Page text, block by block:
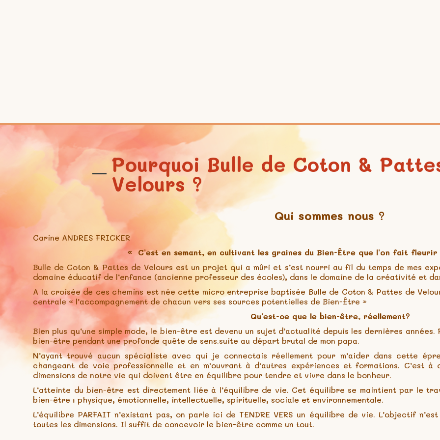
Pourquoi Bulle de Coton &
Velours ?
Qui sommes nous ?
Carine ANDRES FRICKER
« C’est en semant, en cultivant les graines du Bien-Être que l’on fait
Bulle de Coton & Pattes de Velours est un projet qui a mûri et s’est nourri au fil du temps de mes
domaine éducatif de l’enfance (ancienne professeur des écoles), dans le domaine de la créativité et
A la croisée de ces chemins est née cette micro entreprise baptisée Bulle de Coton & Pattes de
centrale « l’accompagnement de chacun vers ses sources potentielles de Bien-Être »
Qu’est-ce que le bien-être, réellement?
Bien plus qu’une simple mode, le bien-être est devenu un sujet d’actualité depuis les dernières
bien-être pendant une profonde quête de sens.suite au départ brutal de mon papa.
N’ayant trouvé aucun spécialiste avec qui je connectais réellement pour m’aider dans cette
changeant de voie professionnelle et en m’ouvrant à d’autres expériences et formations. C’est
dimensions de notre vie qui doivent être en équilibre pour tendre et vivre dans le bonheur.
L’atteinte du bien-être est directement liée à l’équilibre de vie. Cet équilibre se maintient par le
bien-être : physique, émotionnelle, intellectuelle, spirituelle, sociale et environnementale.
L’équilibre PARFAIT n’existant pas, on parle ici de TENDRE VERS un équilibre de vie. L’objectif
toutes les dimensions. Il suffit de concevoir le bien-être comme un tout.